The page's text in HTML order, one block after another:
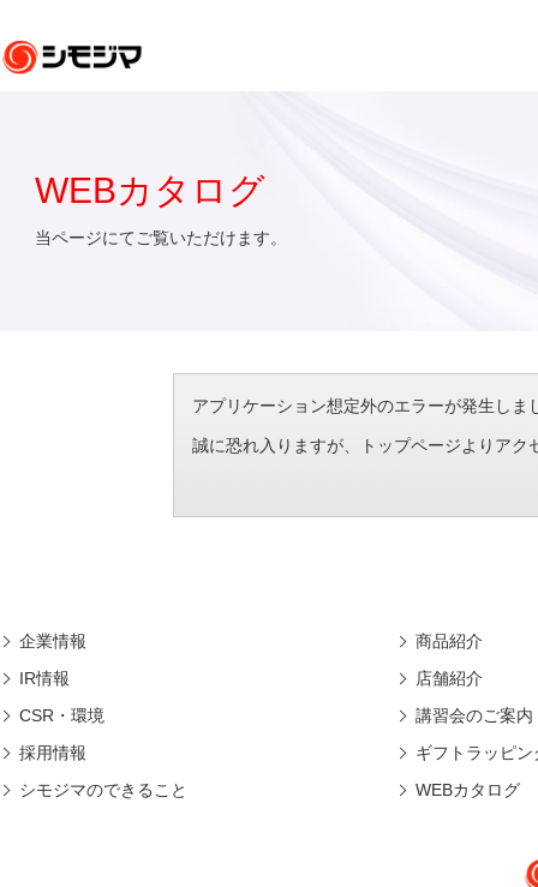
WEBカタログ
当ページにてご覧いただけます。
アプリケーション想定外のエラーが発生し
誠に恐れ入りますが、トップページよりアク
企業情報
IR情報
CSR・環境
採用情報
シモジマのできること
商品紹介
店舗紹介
講習会のご案内
ギフトラッピン
WEBカタログ